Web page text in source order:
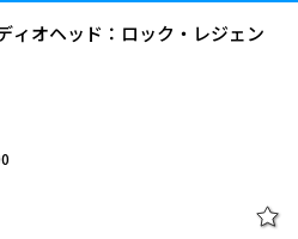
ィオヘッド：ロック・レジェン